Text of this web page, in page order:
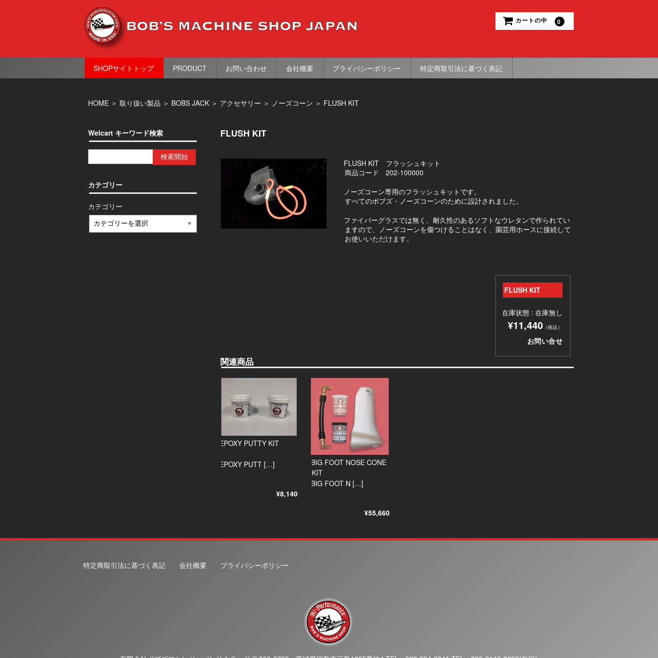
カートの中 0
SHOPサイトトップ PRODUCT お問い合わせ 会社概要 プライバシーポリシー 特定商取引法に基づく表記
HOME ＞ 取り扱い製品 ＞ BOBS JACK ＞ アクセサリー ＞ ノーズコーン ＞ FLUSH KIT
FLUSH KIT
FLUSH KIT フラッシュキット
商品コード 202-100000
ノーズコーン専用のフラッシュキットです。
すべてのボブズ・ノーズコーンのために設計されました。
ファイバーグラスでは無く、耐久性のあるソフトなウレタンで作られてい
ますので、ノーズコーンを傷つけることはなく、園芸用ホースに接続して
お使いいただけます。
FLUSH KIT
在庫状態 : 在庫無し
¥11,440 （税込）
お問い合せ
関連商品
EPOXY PUTTY KIT
EPOXY PUTT […]
¥8,140
BIG FOOT NOSE CONE
KIT
BIG FOOT N […]
¥55,660
Welcart キーワード検索
カテゴリー
カテゴリー
特定商取引法に基づく表記 会社概要 プライバシーポリシー